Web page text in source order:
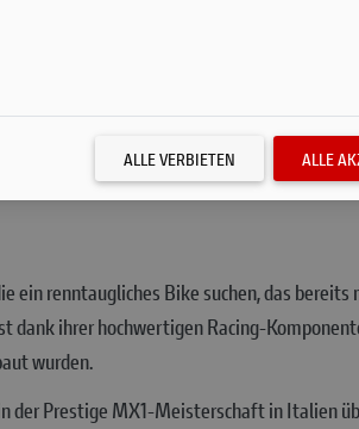
ein renntaugliches Bike suchen, das
ihrer hochwertigen Racing-
wurden.
der Prestige MX1-Meisterschaft in Italien
ALLE VERBIETEN ALLE